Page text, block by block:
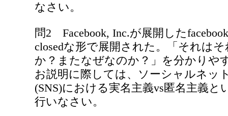
なさい。
問2 Facebook, Inc.が展開した
closedな形で展開された。「それは
か？またなぜなのか？」を分かりや
お説明に際しては、ソーシャルネッ
(SNS)における実名主義vs匿名主義と
行いなさい。